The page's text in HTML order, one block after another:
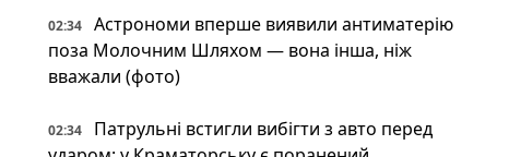
02:34
Астрономи вперше виявили антиматерію
поза Молочним Шляхом — вона інша, ніж
вважали (фото)
02:34
Патрульні встигли вибігти з авто перед